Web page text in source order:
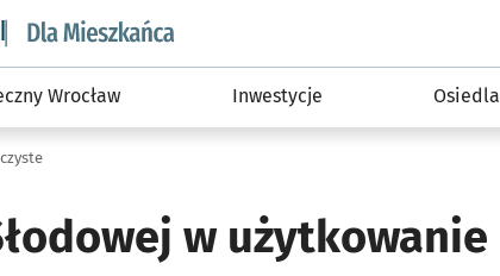
wroclaw.pl podserwis: Dla mieszkańca
Wrocław Inwestycje Osiedla
w użytkowanie